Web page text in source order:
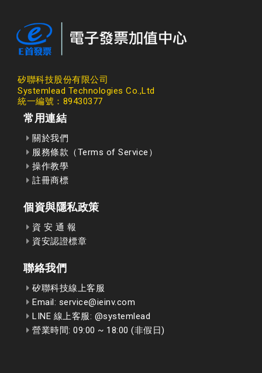
矽聯科技股份有限公司
Systemlead Technologies Co.,Ltd
統一編號：89430377
常用連結
關於我們
服務條款（Terms of Service）
操作教學
註冊商標
個資與隱私政策
資 安 通 報
資安認證標章
聯絡我們
矽聯科技線上客服
Email: service@ieinv.com
LINE 線上客服: @systemlead
營業時間: 09:00 ~ 18:00 (非假日)